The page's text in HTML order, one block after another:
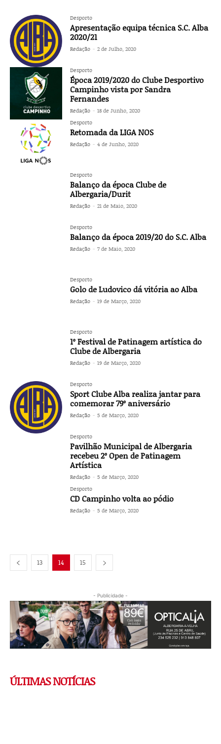
Desporto
Apresentação equipa técnica S.C. Alba
2020/21
Redação - 2 de Julho, 2020
Desporto
Época 2019/2020 do Clube Desportivo
Campinho vista por Sandra
Fernandes
Redação - 18 de Junho, 2020
Desporto
Retomada da LIGA NOS
Redação - 4 de Junho, 2020
Desporto
Balanço da época Clube de
Albergaria/Durit
Redação - 21 de Maio, 2020
Desporto
Balanço da época 2019/20 do S.C. Alba
Redação - 7 de Maio, 2020
Desporto
Golo de Ludovico dá vitória ao Alba
Redação - 19 de Março, 2020
Desporto
1º Festival de Patinagem artística do
Clube de Albergaria
Redação - 19 de Março, 2020
Desporto
Sport Clube Alba realiza jantar para
comemorar 79º aniversário
Redação - 5 de Março, 2020
Desporto
Pavilhão Municipal de Albergaria
recebeu 2º Open de Patinagem
Artística
Redação - 5 de Março, 2020
Desporto
CD Campinho volta ao pódio
Redação - 5 de Março, 2020
13 14 15
- Publicidade -
ÚLTIMAS NOTÍCIAS